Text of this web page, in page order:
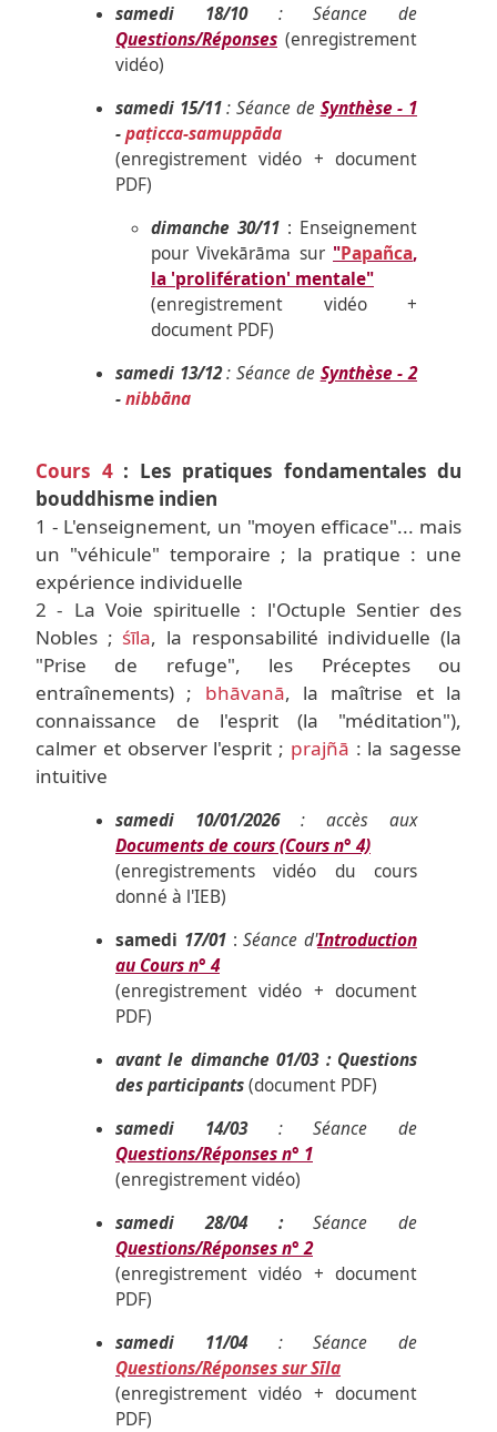
samedi 18/10: Séance de
Questions/Réponses (enregistrement
vidéo)
samedi 15/11: Séance de Synthèse - 1
-paṭicca-samuppāda
(enregistrement vidéo + document
PDF)
dimanche 30/11 : Enseignement
pour Vivekārāma sur "Papañca,
la 'prolifération' mentale"
(enregistrement vidéo +
document PDF)
samedi 13/12: Séance de Synthèse - 2
-nibbāna
Cours 4: Les pratiques fondamentales du
bouddhisme indien
1 - L'enseignement, un "moyen efficace"... mais
un "véhicule" temporaire ; la pratique : une
expérience individuelle
2 - La Voie spirituelle : l'Octuple Sentier des
Nobles ; śīla, la responsabilité individuelle (la
"Prise de refuge", les Préceptes ou
entraînements) ; bhāvanā, la maîtrise et la
connaissance de l'esprit (la "méditation"),
calmer et observer l'esprit ; prajñā : la sagesse
intuitive
samedi 10/01/2026: accès aux
Documents de cours (Cours n° 4)
(enregistrements vidéo du cours
donné à l'IEB)
samedi 17/01:Séance d'Introduction
au Cours n° 4
(enregistrement vidéo + document
PDF)
avant le dimanche 01/03 : Questions
des participants(document PDF)
samedi 14/03: Séance de
Questions/Réponses n° 1
(enregistrement vidéo)
samedi 28/04 :Séance de
Questions/Réponses n° 2
(enregistrement vidéo + document
PDF)
samedi 11/04 : Séance de
Questions/Réponses sur Sīla
(enregistrement vidéo + document
PDF)